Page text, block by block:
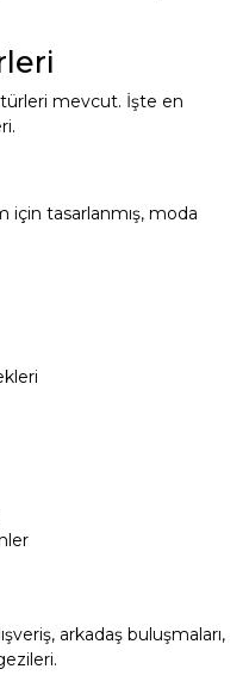
türleri mevcut. İşte en
için tasarlanmış, moda
arkadaş buluşmaları,